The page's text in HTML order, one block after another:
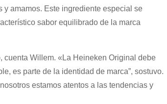
amamos. Este ingrediente especial se
sabor equilibrado de la marca
cuenta Willem. «La Heineken Original debe
es parte de la identidad de marca”, sostuvo.
estamos atentos a las tendencias y